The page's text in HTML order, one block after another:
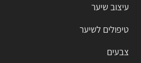
עיצוב שיער
טיפולים לשיער
צבעים